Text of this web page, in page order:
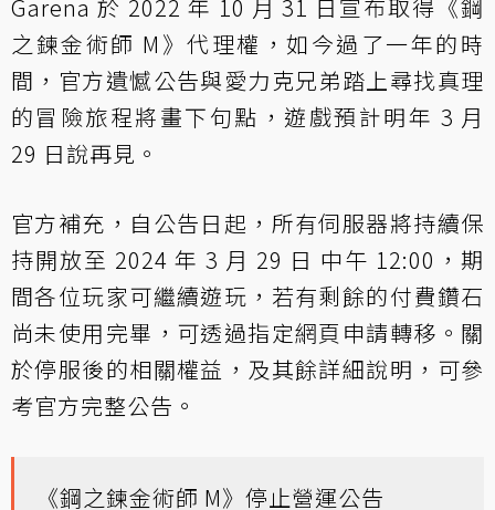
Garena 於 2022 年 10 月 31 日宣布取得《鋼
之鍊金術師 M》代理權，如今過了一年的時
間，官方遺憾公告與愛力克兄弟踏上尋找真理
的冒險旅程將畫下句點，遊戲預計明年 3 月
29 日說再見。
官方補充，自公告日起，所有伺服器將持續保
持開放至 2024 年 3 月 29 日 中午 12:00，期
間各位玩家可繼續遊玩，若有剩餘的付費鑽石
尚未使用完畢，可透過指定網頁申請轉移。關
於停服後的相關權益，及其餘詳細說明，可參
考官方完整公告。
《鋼之鍊金術師 M》停止營運公告